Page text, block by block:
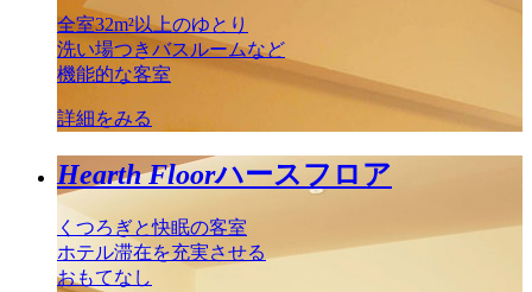
全室32m²以上のゆとり
洗い場つきバスルームなど
機能的な客室
詳細をみる
Hearth Floorハースフロア
くつろぎと快眠の客室
ホテル滞在を充実させる
おもてなし